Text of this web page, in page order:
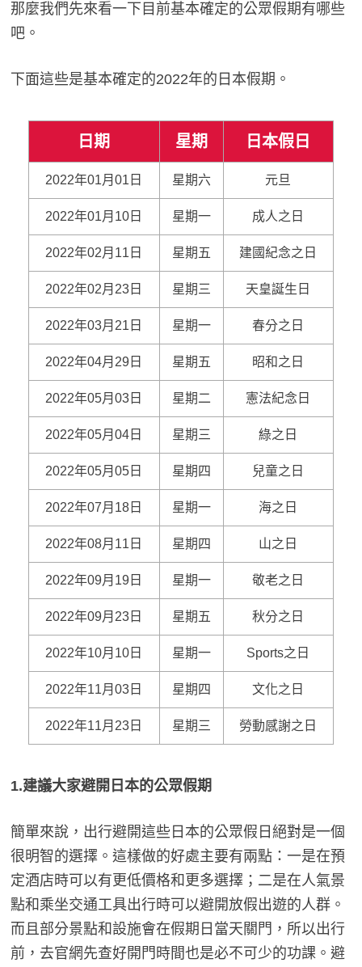
那麼我們先來看一下目前基本確定的公眾假期有哪些
吧。
下面這些是基本確定的2022年的日本假期。
日期 星期 日本假日
2022年01月01日 星期六 元旦
2022年01月10日 星期一 成人之日
2022年02月11日 星期五 建國紀念之日
2022年02月23日 星期三 天皇誕生日
2022年03月21日 星期一 春分之日
2022年04月29日 星期五 昭和之日
2022年05月03日 星期二 憲法紀念日
2022年05月04日 星期三 綠之日
2022年05月05日 星期四 兒童之日
2022年07月18日 星期一 海之日
2022年08月11日 星期四 山之日
2022年09月19日 星期一 敬老之日
2022年09月23日 星期五 秋分之日
2022年10月10日 星期一 Sports之日
2022年11月03日 星期四 文化之日
2022年11月23日 星期三 勞動感謝之日
1.建議大家避開日本的公眾假期
簡單來說，出行避開這些日本的公眾假日絕對是一個
很明智的選擇。這樣做的好處主要有兩點：一是在預
定酒店時可以有更低價格和更多選擇；二是在人氣景
點和乘坐交通工具出行時可以避開放假出遊的人群。
而且部分景點和設施會在假期日當天關門，所以出行
前，去官網先查好開門時間也是必不可少的功課。避